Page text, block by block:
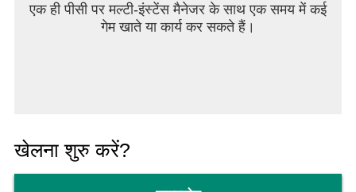
एक ही पीसी पर मल्टी-इंस्टेंस मैनेजर के साथ एक समय में कई
गेम खाते या कार्य कर सकते हैं।
खेलना शुरु करें?